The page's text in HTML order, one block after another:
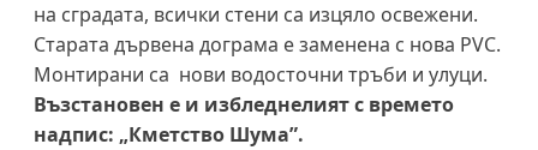
на сградата, всички стени са изцяло освежени.
Старата дървена дограма е заменена с нова PVC.
Монтирани са нови водосточни тръби и улуци.
Възстановен е и избледнелият с времето
надпис: „Кметство Шума”.